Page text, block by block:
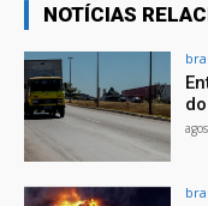
NOTÍCIAS